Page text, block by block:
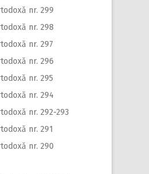
nr. 299
nr. 298
nr. 297
nr. 296
nr. 295
nr. 294
nr. 292-293
nr. 291
nr. 290